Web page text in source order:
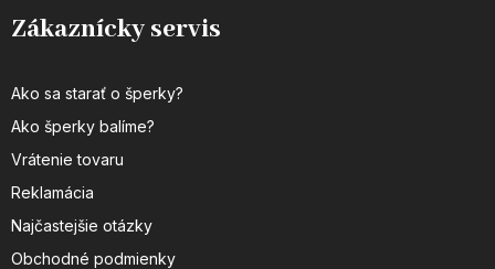
Zákaznícky servis
Ako sa starať o šperky?
Ako šperky balíme?
Vrátenie tovaru
Reklamácia
Najčastejšie otázky
Obchodné podmienky